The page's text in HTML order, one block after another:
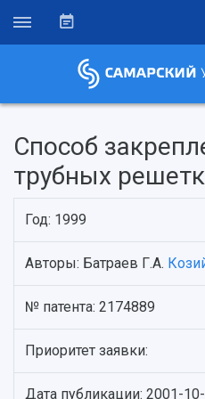
НАЗАД
Об университете
Ключевые факты
Новости
Бортжурнал
Образование
Абитуриенту
Научно-
Научные школы и
Способ
трубных
Год: 1999
Авторы: Батраев Г.А.
№ патента: 2174889
Приоритет заявки:
Дата публикации: 2001-